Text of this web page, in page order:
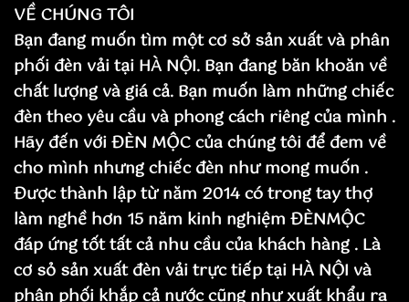
VỀ CHÚNG TÔI
Bạn đang muốn tìm một cơ sở sản xuất và phân
phối đèn vải tại HÀ NỘI. Bạn đang băn khoăn về
chất lượng và giá cả. Bạn muốn làm những chiếc
đèn theo yêu cầu và phong cách riêng của mình .
Hãy đến với ĐÈN MỘC của chúng tôi để đem về
cho mình nhưng chiếc đèn như mong muốn .
Được thành lập từ năm 2014 có trong tay thợ
làm nghề hơn 15 năm kinh nghiệm ĐÈNMỘC
đáp ứng tốt tất cả nhu cầu của khách hàng . Là
cơ sỏ sản xuất đèn vải trực tiếp tại HÀ NỘI và
phân phối khắp cả nước cũng như xuất khẩu ra